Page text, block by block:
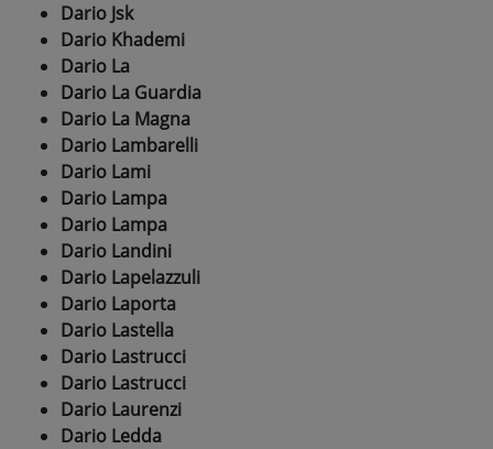
Dario Jsk
Dario Khademi
Dario La
Dario La Guardia
Dario La Magna
Dario Lambarelli
Dario Lami
Dario Lampa
Dario Lampa
Dario Landini
Dario Lapelazzuli
Dario Laporta
Dario Lastella
Dario Lastrucci
Dario Lastrucci
Dario Laurenzi
Dario Ledda